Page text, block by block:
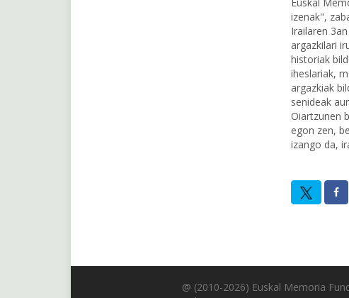
izenak",
Irailaren
argazkilari
historiak
iheslariak,
argazkiak
senideak
Oiartzunen
egon zen,
izango da,
@ (2010-2026) Euskal Memoria